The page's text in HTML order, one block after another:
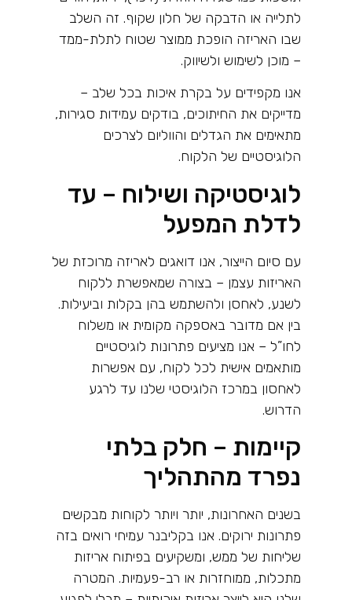
לתלייה או הדבקה של חלון שקוף. זה השלב
שבו האריזה הופכת ממוצר שטוח לתלת-ממד
– מוכן לשימוש ולשיווק.
אנו מקפידים על בקרת איכות בכל שלב –
מדייקים את החיתוכים, בודקים עמידות סגירות,
מתאימים את הגדלים והווליום לצרכים
הלוגיסטיים של הלקוח.
לוגיסטיקה ושילוח – עד
לדלת המפעל
עם סיום הייצור, אנו דואגים לאריזה מרוכזת של
האריזות עצמן – בצורה שמאפשרת ללקוח
לשנע, לאחסן ולהשתמש בהן בקלות וביעילות.
בין אם מדובר באספקה מקומית או משלוח
לחו”ל – אנו מציעים פתרונות לוגיסטיים
מותאמים אישית לכל לקוח, עם אפשרות
לאחסון במרכז הלוגיסטי שלנו עד לרגע
הדרוש.
קיימות – חלק בלתי
נפרד מהתהליך
בשנים האחרונות, יותר ויותר לקוחות מבקשים
פתרונות ירוקים. אנו בקליבנר עמיחי רואים בזה
שליחות של ממש, ומשקיעים בפיתוח אריזות
מתכלות, ממוחזרות או רב-פעמיות. המטרה